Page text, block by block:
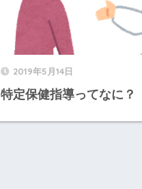
2019年5月14日
特定保健指導ってなに？